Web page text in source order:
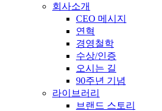
회사소개
CEO 메시지
연혁
경영철학
수상/인증
오시는 길
90주년 기념
라이브러리
브랜드 스토리